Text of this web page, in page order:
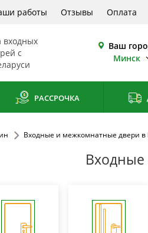
работы Отзывы Оплата
входных
с
Ваш
Минск
РАССРОЧКА
Входные и межкомнатные двери в
Входные